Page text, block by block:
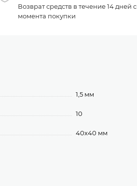
Возврат средств в течение 14 дней с
момента покупки
1,5 мм
10
40х40 мм